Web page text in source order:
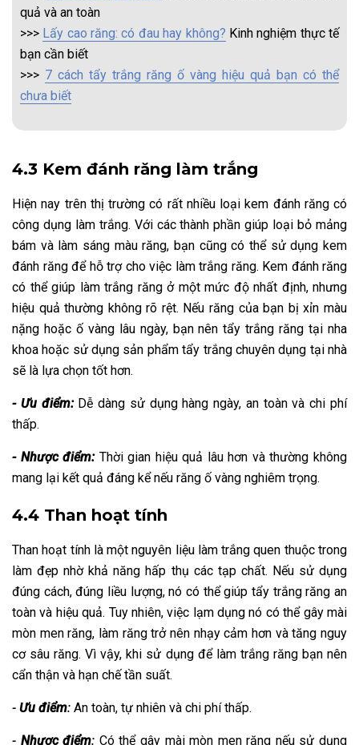
quả và an toàn
>>> Lấy cao răng: có đau hay không? Kinh nghiệm thực tế
bạn cần biết
>>> 7 cách tẩy trắng răng ố vàng hiệu quả bạn có thể
chưa biết
4.3 Kem đánh răng làm trắng
Hiện nay trên thị trường có rất nhiều loại kem đánh răng có
công dụng làm trắng. Với các thành phần giúp loại bỏ mảng
bám và làm sáng màu răng, bạn cũng có thể sử dụng kem
đánh răng để hỗ trợ cho việc làm trắng răng. Kem đánh răng
có thể giúp làm trắng răng ở một mức độ nhất định, nhưng
hiệu quả thường không rõ rệt. Nếu răng của bạn bị xỉn màu
nặng hoặc ố vàng lâu ngày, bạn nên tẩy trắng răng tại nha
khoa hoặc sử dụng sản phẩm tẩy trắng chuyên dụng tại nhà
sẽ là lựa chọn tốt hơn.
- Ưu điểm:Dễ dàng sử dụng hàng ngày, an toàn và chi phí
thấp.
- Nhược điểm:Thời gian hiệu quả lâu hơn và thường không
mang lại kết quả đáng kể nếu răng ố vàng nghiêm trọng.
4.4 Than hoạt tính
Than hoạt tính là một nguyên liệu làm trắng quen thuộc trong
làm đẹp nhờ khả năng hấp thụ các tạp chất. Nếu sử dụng
đúng cách, đúng liều lượng, nó có thể giúp tẩy trắng răng an
toàn và hiệu quả. Tuy nhiên, việc lạm dụng nó có thể gây mài
mòn men răng, làm răng trở nên nhạy cảm hơn và tăng nguy
cơ sâu răng. Vì vậy, khi sử dụng để làm trắng răng bạn nên
cẩn thận và hạn chế tần suất.
- Ưu điểm: An toàn, tự nhiên và chi phí thấp.
- Nhược điểm: Có thể gây mài mòn men răng nếu sử dụng